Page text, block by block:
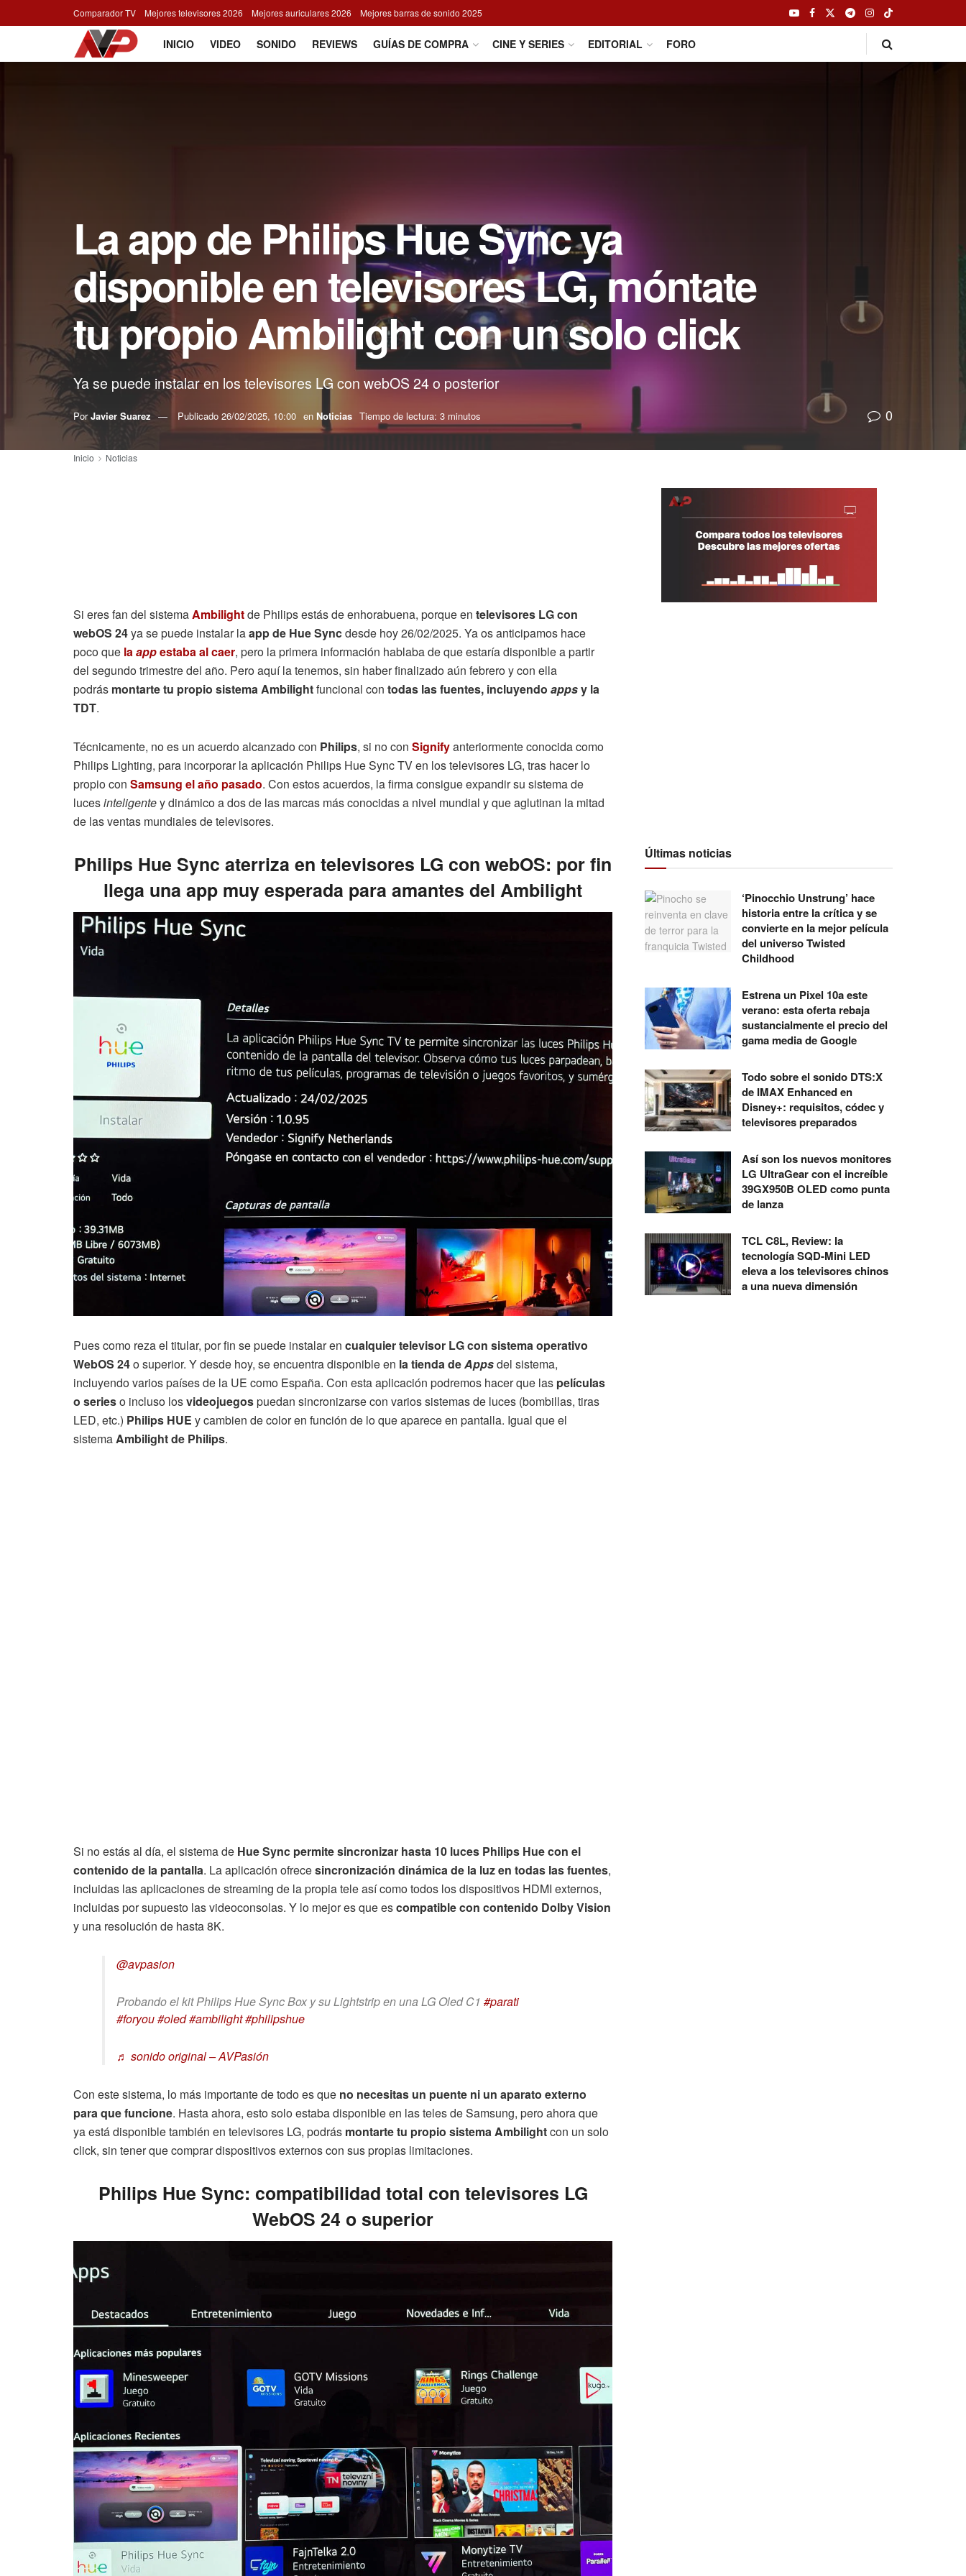
Comparador TV Mejores televisores 2026 Mejores auriculares 2026 Mejores barras de sonido 2025
INICIO VIDEO SONIDO REVIEWS GUÍAS DE COMPRA CINE Y SERIES EDITORIAL FORO
La app de Philips Hue Sync ya
disponible en televisores LG, móntate
tu propio Ambilight con un solo click
Ya se puede instalar en los televisores LG con webOS 24 o posterior
Por Javier Suarez Publicado 26/02/2025, 10:00 en Noticias Tiempo de lectura: 3 minutos 0
Inicio Noticias
Si eres fan del sistemaAmbilightde Philips estás de enhorabuena, porque en televisores LG con
webOS 24ya se puede instalar laapp de Hue Syncdesde hoy 26/02/2025. Ya os anticipamos hace
poco que laappestaba al caer, pero la primera información hablaba de que estaría disponible a partir
del segundo trimestre del año. Pero aquí la tenemos, sin haber finalizado aún febrero y con ella
podrás montarte tu propio sistema Ambilightfuncional con todas las fuentes, incluyendo appsy la
TDT.
Técnicamente, no es un acuerdo alcanzado con Philips, si no con Signifyanteriormente conocida como
Philips Lighting, para incorporar la aplicación Philips Hue Sync TV en los televisores LG, tras hacer lo
propio con Samsung el año pasado. Con estos acuerdos, la firma consigue expandir su sistema de
lucesinteligentey dinámico a dos de las marcas más conocidas a nivel mundial y que aglutinan la mitad
de las ventas mundiales de televisores.
Philips Hue Sync aterriza en televisores LG con webOS: por fin
llega una app muy esperada para amantes del Ambilight
Pues como reza el titular, por fin se puede instalar en cualquier televisor LG con sistema operativo
WebOS 24o superior. Y desde hoy, se encuentra disponible en la tienda deAppsdel sistema,
incluyendo varios países de la UE como España. Con esta aplicación podremos hacer que las películas
o serieso incluso losvideojuegospuedan sincronizarse con varios sistemas de luces (bombillas, tiras
LED, etc.) Philips HUE y cambien de color en función de lo que aparece en pantalla. Igual que el
sistemaAmbilight de Philips.
Si no estás al día, el sistema de Hue Sync permite sincronizar hasta 10 luces Philips Hue con el
contenido de la pantalla. La aplicación ofrecesincronización dinámica de la luz en todas las fuentes,
incluidas las aplicaciones de streaming de la propia tele así como todos los dispositivos HDMI externos,
incluidas por supuesto las videoconsolas. Y lo mejor es que escompatible con contenido Dolby Vision
y una resolución de hasta 8K.
@avpasion
Probando el kit Philips Hue Sync Box y su Lightstrip en una LG Oled C1 #parati
#foryou#oled#ambilight#philipshue
♬ sonido original – AVPasión
Con este sistema, lo más importante de todo es que no necesitas un puente ni un aparato externo
para que funcione. Hasta ahora, esto solo estaba disponible en las teles de Samsung, pero ahora que
ya está disponible también en televisores LG, podrás montarte tu propio sistemaAmbilightcon un solo
click, sin tener que comprar dispositivos externos con sus propias limitaciones.
Philips Hue Sync: compatibilidad total con televisores LG
WebOS 24 o superior
Últimas noticias
‘Pinocchio Unstrung’ hace
historia entre la crítica y se
convierte en la mejor película
del universo Twisted
Childhood
Estrena un Pixel 10a este
verano: esta oferta rebaja
sustancialmente el precio del
gama media de Google
Todo sobre el sonido DTS:X
de IMAX Enhanced en
Disney+: requisitos, códec y
televisores preparados
Así son los nuevos monitores
LG UltraGear con el increíble
39GX950B OLED como punta
de lanza
TCL C8L, Review: la
tecnología SQD-Mini LED
eleva a los televisores chinos
a una nueva dimensión